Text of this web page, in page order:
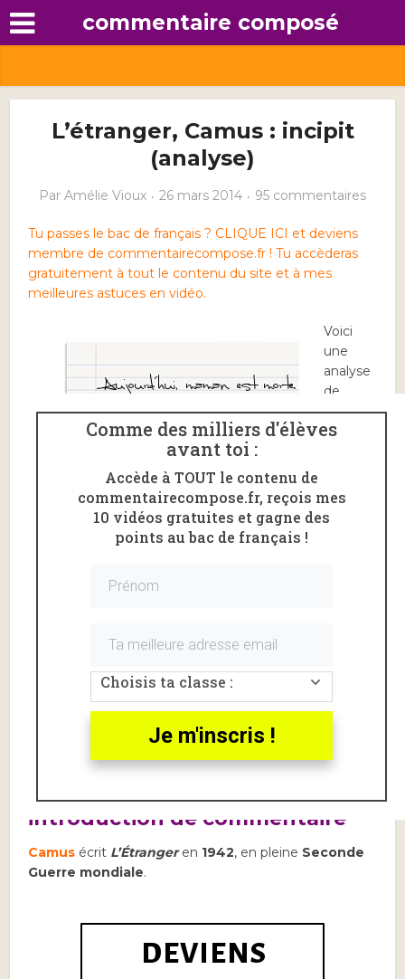
commentaire composé
L’étranger, Camus : incipit
(analyse)
Par Amélie Vioux 26 mars 2014 95 commentaires
Tu passes le bac de français ? CLIQUE ICI et deviens
membre de commentairecompose.fr ! Tu accèderas
gratuitement à tout le contenu du site et à mes
meilleures astuces en vidéo.
Voici
une
analyse
de
l’incipit
de
L’extrait commenté va de «Aujourd’hui, maman est
» à «J’ai dit « oui » pour n’avoir plus à parler
Clique ici pour lire cet extrait du chapitre 1 de
introduction de commentaire
Camus écrit L’Étrangeren 1942, en pleine Seconde
Guerre mondiale.
DEVIENS
Comme des milliers d'élèves
avant toi :
Accède à TOUT le contenu de
commentairecompose.fr, reçois mes
10 vidéos gratuites et gagne des
points au bac de français !
Choisis ta classe :
Je m'inscris !